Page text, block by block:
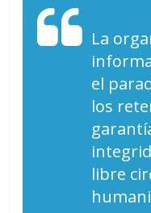
La
el
los
libre